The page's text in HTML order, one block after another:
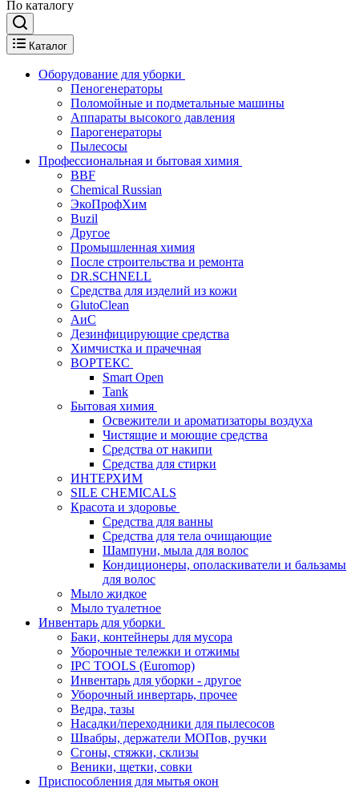
По каталогу
Каталог
Оборудование для уборки
Пеногенераторы
Поломойные и подметальные машины
Аппараты высокого давления
Парогенераторы
Пылесосы
Профессиональная и бытовая химия
BBF
Chemical Russian
ЭкоПрофХим
Buzil
Другое
Промышленная химия
После строительства и ремонта
DR.SCHNELL
Средства для изделий из кожи
GlutoClean
АиС
Дезинфицирующие средства
Химчистка и прачечная
ВОРТЕКС
Smart Open
Tank
Бытовая химия
Освежители и ароматизаторы воздуха
Чистящие и моющие средства
Средства от накипи
Средства для стирки
ИНТЕРХИМ
SILE CHEMICALS
Красота и здоровье
Средства для ванны
Средства для тела очищающие
Шампуни, мыла для волос
Кондиционеры, ополаскиватели и бальзамы
для волос
Мыло жидкое
Мыло туалетное
Инвентарь для уборки
Баки, контейнеры для мусора
Уборочные тележки и отжимы
IPC TOOLS (Euromop)
Инвентарь для уборки - другое
Уборочный инвертарь, прочее
Ведра, тазы
Насадки/переходники для пылесосов
Швабры, держатели МОПов, ручки
Сгоны, стяжки, склизы
Веники, щетки, совки
Приспособления для мытья окон